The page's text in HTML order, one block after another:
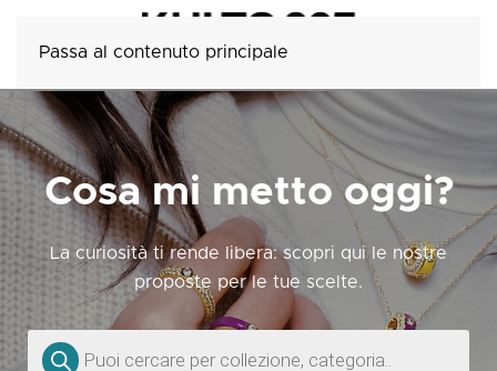
Passa al contenuto principale
Cosa mi metto oggi?
La curiosità ti rende libera: scopri qui le nostre
proposte per le tue scelte.
Ricerca
prodotti